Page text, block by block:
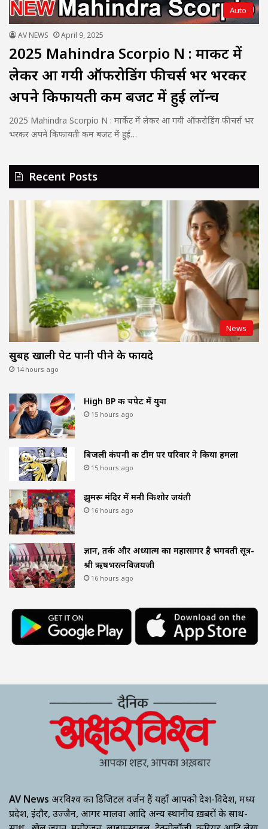
Auto
AV NEWS April 9, 2025
2025 Mahindra Scorpio N : मार्केट में
लेकर आ गयी ऑफरोडिंग फीचर्स भर भरकर
अपने किफायती कम बजट में हुई लॉन्च
2025 Mahindra Scorpio N : मार्केट में लेकर आ गयी ऑफरोडिंग फीचर्स भर
भरकर अपने किफायती कम बजट में हुई…
Recent Posts
News
सुबह खाली पेट पानी पीने के फायदे
14 hours ago
High BP की चपेट में युवा
15 hours ago
बिजली कंपनी की टीम पर परिवार ने किया हमला
15 hours ago
झुमरू मंदिर में मनी किशोर जयंती
16 hours ago
ज्ञान, तर्क और अध्यात्म का महासागर है भगवती सूत्र-
श्री ऋषभरत्नविजयजी
16 hours ago
AV News अक्षरविश्व का डिजिटल वर्जन हैं यहाँ आपको देश-विदेश, मध्य
प्रदेश, इंदौर, उज्जैन, आगर मालवा आदि अन्य स्थानीय ख़बरों के साथ-